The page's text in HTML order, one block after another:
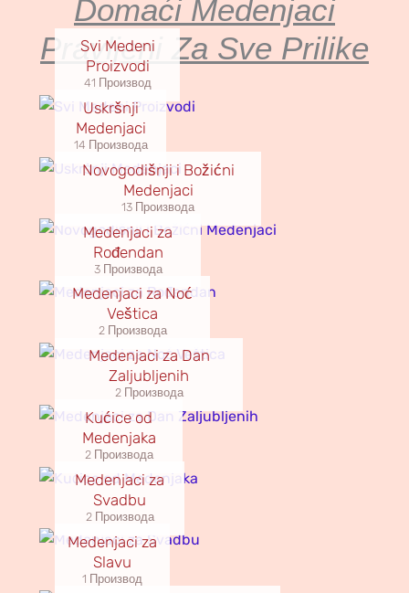
Domaći Medenjaci
Pravljeni Za Sve Prilike
Svi Medeni
Proizvodi
41 Производ
Uskršnji
Medenjaci
14 Производа
Novogodišnji i Božićni
Medenjaci
13 Производа
Medenjaci za
Rođendan
3 Производа
Medenjaci za Noć
Veštica
2 Производа
Medenjaci za Dan
Zaljubljenih
2 Производа
Kućice od
Medenjaka
2 Производа
Medenjaci za
Svadbu
2 Производа
Medenjaci za
Slavu
1 Производ